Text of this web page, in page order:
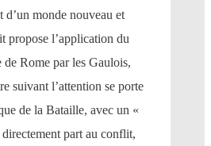
d’un monde nouveau et
propose l’application du
de Rome par les Gaulois,
suivant l’attention se porte
de la Bataille, avec un «
part au conflit,